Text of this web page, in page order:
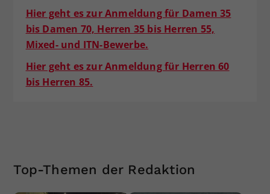
Hier geht es zur Anmeldung für Damen 35
bis Damen 70, Herren 35 bis Herren 55,
Mixed- und ITN-Bewerbe.
Hier geht es zur Anmeldung für Herren 60
bis Herren 85.
Top-Themen der Redaktion